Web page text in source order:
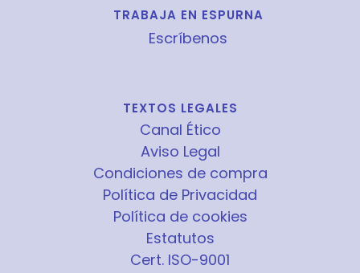
TRABAJA EN ESPURNA
Escríbenos
TEXTOS LEGALES
Canal Ético
Aviso Legal
Condiciones de compra
Política de Privacidad
Política de cookies
Estatutos
Cert. ISO-9001